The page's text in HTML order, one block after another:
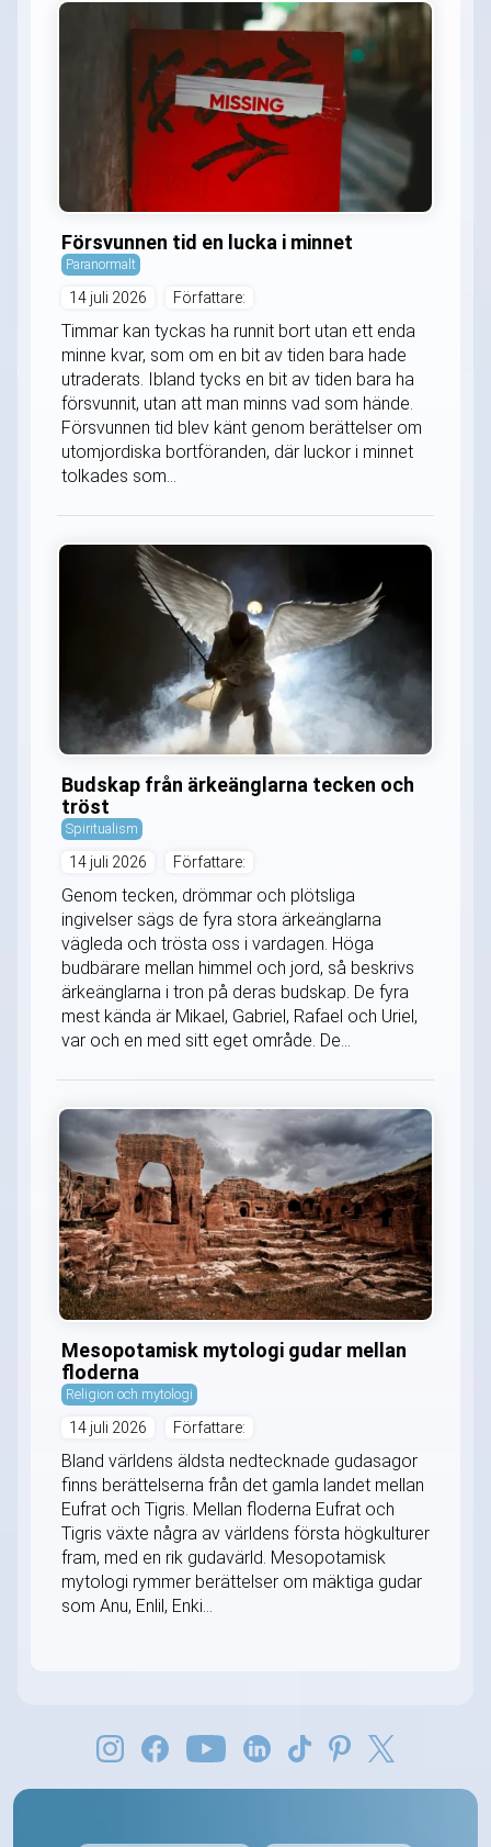
Försvunnen tid en lucka i minnet
Paranormalt
14 juli 2026 Författare:
Timmar kan tyckas ha runnit bort utan ett enda
minne kvar, som om en bit av tiden bara hade
utraderats. Ibland tycks en bit av tiden bara ha
försvunnit, utan att man minns vad som hände.
Försvunnen tid blev känt genom berättelser om
utomjordiska bortföranden, där luckor i minnet
tolkades som...
Budskap från ärkeänglarna tecken och
tröst
Spiritualism
14 juli 2026 Författare:
Genom tecken, drömmar och plötsliga
ingivelser sägs de fyra stora ärkeänglarna
vägleda och trösta oss i vardagen. Höga
budbärare mellan himmel och jord, så beskrivs
ärkeänglarna i tron på deras budskap. De fyra
mest kända är Mikael, Gabriel, Rafael och Uriel,
var och en med sitt eget område. De...
Mesopotamisk mytologi gudar mellan
floderna
Religion och mytologi
14 juli 2026 Författare:
Bland världens äldsta nedtecknade gudasagor
finns berättelserna från det gamla landet mellan
Eufrat och Tigris. Mellan floderna Eufrat och
Tigris växte några av världens första högkulturer
fram, med en rik gudavärld. Mesopotamisk
mytologi rymmer berättelser om mäktiga gudar
som Anu, Enlil, Enki...